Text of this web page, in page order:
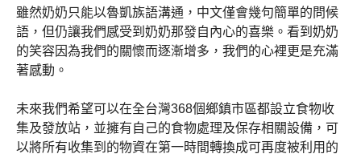
雖然奶奶只能以魯凱族語溝通，中文僅會幾句簡單的問候
語，但仍讓我們感受到奶奶那發自內心的喜樂。看到奶奶
的笑容因為我們的關懷而逐漸增多，我們的心裡更是充滿
著感動。
未來我們希望可以在全台灣368個鄉鎮市區都設立食物收
集及發放站，並擁有自己的食物處理及保存相關設備，可
以將所有收集到的物資在第一時間轉換成可再度被利用的